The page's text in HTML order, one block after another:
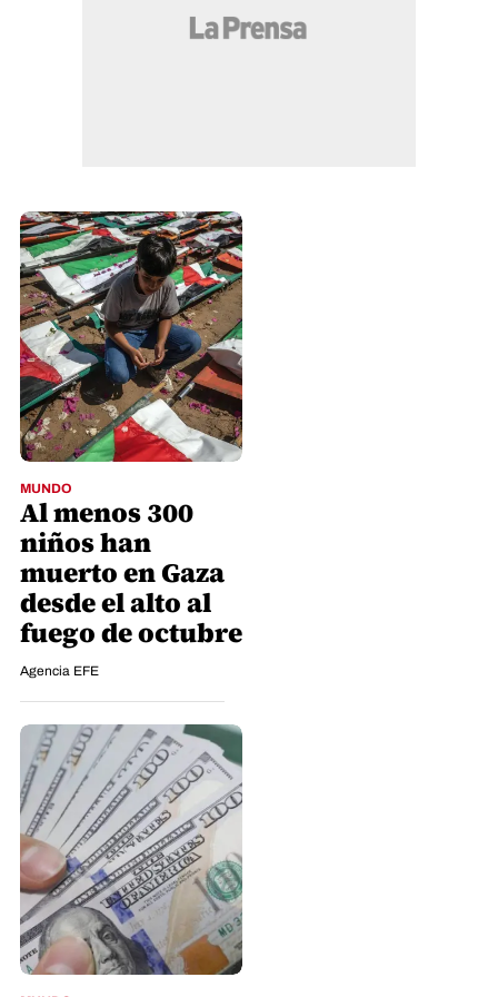
MUNDO
Al menos 300
niños han
muerto en Gaza
desde el alto al
fuego de octubre
Agencia EFE